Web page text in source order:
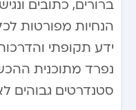
ברורים, כתובים
הנחיות מפורטות
ידע תקופתי
נפרד מתוכנית
סטנדרטים גבוהים